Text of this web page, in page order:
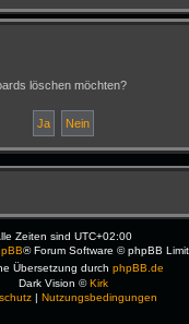
löschen möchten?
Zeiten sind UTC+02:00
® Forum Software © phpBB
Übersetzung durch phpBB.de
Dark Vision ©Kirk
| Nutzungsbedingungen